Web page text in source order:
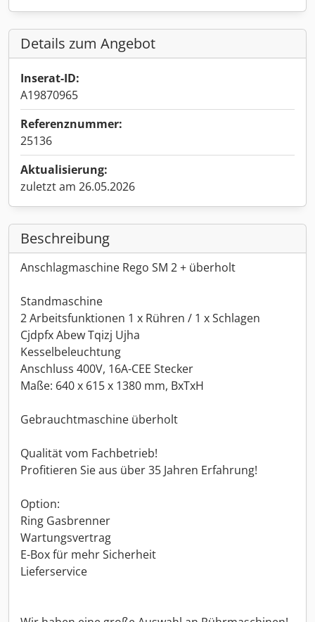
Details zum Angebot
Inserat-ID:
A19870965
Referenznummer:
25136
Aktualisierung:
zuletzt am 26.05.2026
Beschreibung
Anschlagmaschine Rego SM 2 + überholt
Standmaschine
2 Arbeitsfunktionen 1 x Rühren / 1 x Schlagen
Cjdpfx Abew Tqizj Ujha
Kesselbeleuchtung
Anschluss 400V, 16A-CEE Stecker
Maße: 640 x 615 x 1380 mm, BxTxH
Gebrauchtmaschine überholt
Qualität vom Fachbetrieb!
Profitieren Sie aus über 35 Jahren Erfahrung!
Option:
Ring Gasbrenner
Wartungsvertrag
E-Box für mehr Sicherheit
Lieferservice